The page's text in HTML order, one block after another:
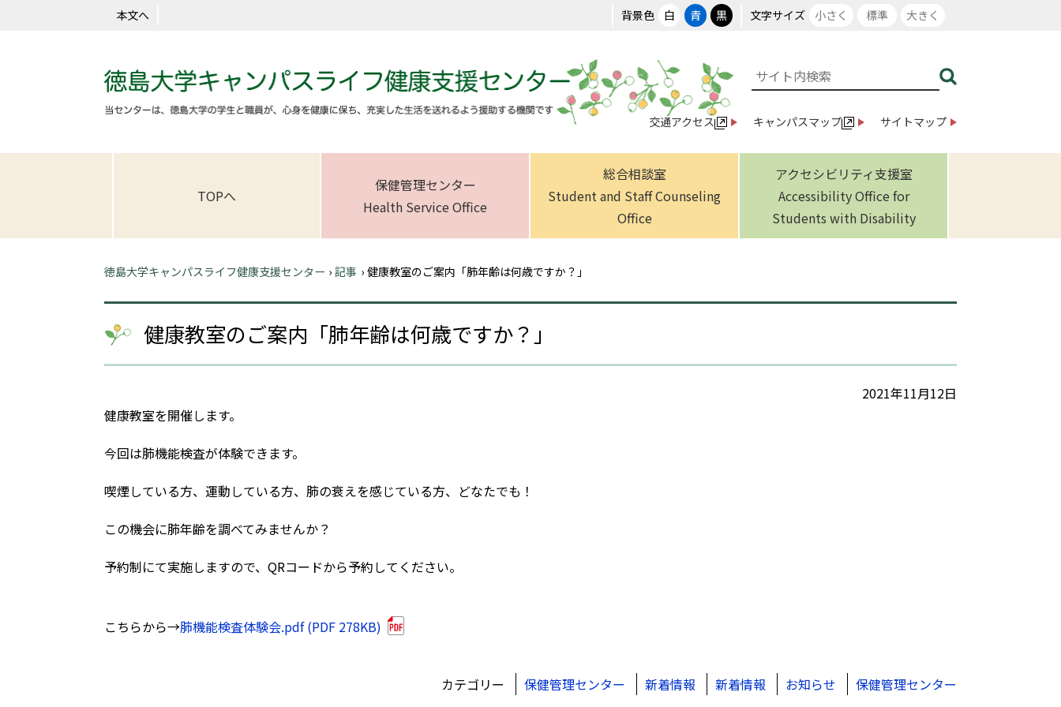
本文へ 背景色 白 青 黒 文字サイズ 小さく 標準 大きく
交通アクセス キャンパスマップ サイトマップ
TOPへ
保健管理センター
Health Service Office
総合相談室
Student and Staff Counseling
Office
アクセシビリティ支援室
Accessibility Office for
Students with Disability
徳島大学キャンパスライフ健康支援センター › 記事 › 健康教室のご案内「肺年齢は何歳ですか？」
健康教室のご案内「肺年齢は何歳ですか？」
2021年11月12日
健康教室を開催します。
今回は肺機能検査が体験できます。
喫煙している方、運動している方、肺の衰えを感じている方、どなたでも！
この機会に肺年齢を調べてみませんか？
予約制にて実施しますので、QRコードから予約してください。
こちらから→肺機能検査体験会.pdf (PDF 278KB)
カテゴリー 保健管理センター 新着情報 新着情報 お知らせ 保健管理センター